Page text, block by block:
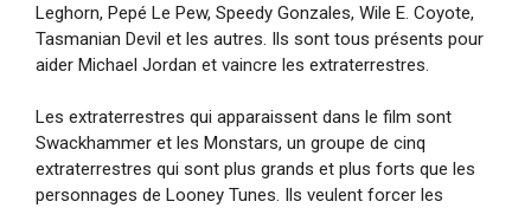
Leghorn, Pepé Le Pew, Speedy Gonzales, Wile E. Coyote,
Tasmanian Devil et les autres. Ils sont tous présents pour
aider Michael Jordan et vaincre les extraterrestres.
Les extraterrestres qui apparaissent dans le film sont
Swackhammer et les Monstars, un groupe de cinq
extraterrestres qui sont plus grands et plus forts que les
personnages de Looney Tunes. Ils veulent forcer les